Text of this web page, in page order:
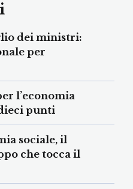
dei ministri:
per
l’economia
punti
sociale, il
che tocca il